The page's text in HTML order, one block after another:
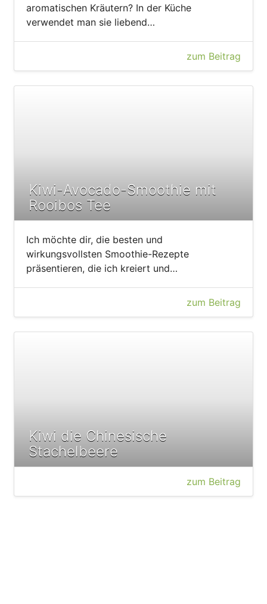
aromatischen Kräutern? In der Küche
verwendet man sie liebend…
zum Beitrag
Kiwi-Avocado-Smoothie mit
Rooibos Tee
Ich möchte dir, die besten und
wirkungsvollsten Smoothie-Rezepte
präsentieren, die ich kreiert und…
zum Beitrag
Kiwi die Chinesische
Stachelbeere
zum Beitrag